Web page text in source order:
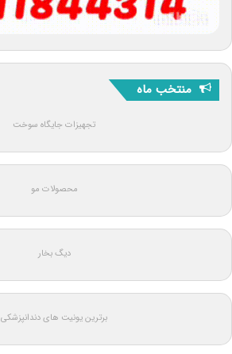
منتخب ماه
تجهیزات جایگاه سوخت
محصولات مو
دیگ بخار
برترین یونیت های دندانپزشکی